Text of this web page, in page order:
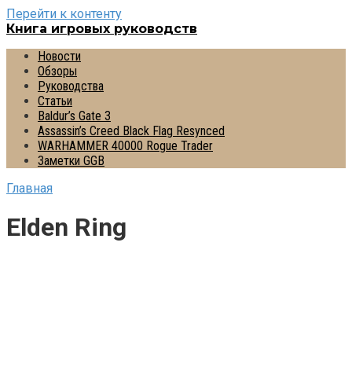
Перейти к контенту
Книга игровых руководств
Новости
Обзоры
Руководства
Статьи
Baldur’s Gate 3
Assassin’s Creed Black Flag Resynced
WARHAMMER 40000 Rogue Trader
Заметки GGB
Главная
Elden Ring